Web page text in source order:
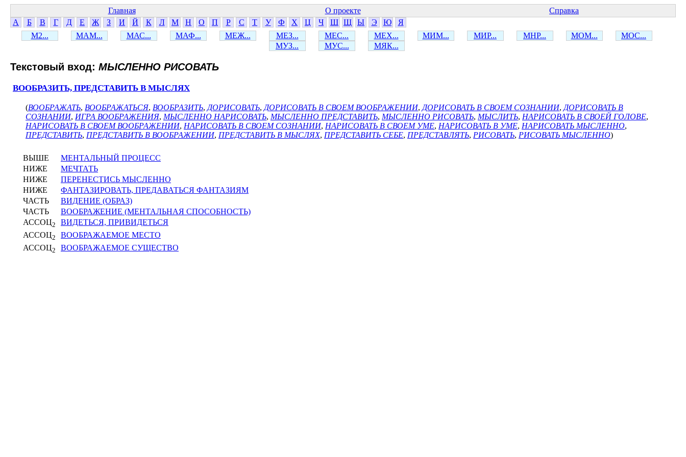
Главная О проекте
Справка
А
Б В Г Д Е Ж З И Й К Л М Н О П Р С Т У Ф Х Ц Ч Ш Щ Ы Э Ю
Я
М2...
МАМ... МАС... МАФ... МЕЖ... МЕЗ... МЕС... МЕХ... МИМ... МИР... МНР... МОМ...
МОС...
МУЗ...
МУС... МЯК...
Текстовый вход: МЫСЛЕННО РИСОВАТЬ
ВООБРАЗИТЬ, ПРЕДСТАВИТЬ В МЫСЛЯХ
(ВООБРАЖАТЬ, ВООБРАЖАТЬСЯ, ВООБРАЗИТЬ, ДОРИСОВАТЬ, ДОРИСОВАТЬ В СВОЕМ ВООБРАЖЕНИИ, ДОРИСОВАТЬ В СВОЕМ СОЗНАНИИ, ДОРИСОВАТЬ В
СОЗНАНИИ, ИГРА ВООБРАЖЕНИЯ, МЫСЛЕННО НАРИСОВАТЬ, МЫСЛЕННО ПРЕДСТАВИТЬ, МЫСЛЕННО РИСОВАТЬ, МЫСЛИТЬ, НАРИСОВАТЬ В СВОЕЙ ГОЛОВЕ,
НАРИСОВАТЬ В СВОЕМ ВООБРАЖЕНИИ, НАРИСОВАТЬ В СВОЕМ СОЗНАНИИ, НАРИСОВАТЬ В СВОЕМ УМЕ, НАРИСОВАТЬ В УМЕ, НАРИСОВАТЬ МЫСЛЕННО,
ПРЕДСТАВИТЬ, ПРЕДСТАВИТЬ В ВООБРАЖЕНИИ, ПРЕДСТАВИТЬ В МЫСЛЯХ, ПРЕДСТАВИТЬ СЕБЕ, ПРЕДСТАВЛЯТЬ, РИСОВАТЬ, РИСОВАТЬ МЫСЛЕННО)
ВЫШЕ
МЕНТАЛЬНЫЙ ПРОЦЕСС
НИЖЕ
МЕЧТАТЬ
НИЖЕ
ПЕРЕНЕСТИСЬ МЫСЛЕННО
НИЖЕ
ФАНТАЗИРОВАТЬ, ПРЕДАВАТЬСЯ ФАНТАЗИЯМ
ЧАСТЬ
ВИДЕНИЕ (ОБРАЗ)
ЧАСТЬ
ВООБРАЖЕНИЕ (МЕНТАЛЬНАЯ СПОСОБНОСТЬ)
АССОЦ2
ВИДЕТЬСЯ, ПРИВИДЕТЬСЯ
АССОЦ2
ВООБРАЖАЕМОЕ МЕСТО
АССОЦ2 ВООБРАЖАЕМОЕ СУЩЕСТВО